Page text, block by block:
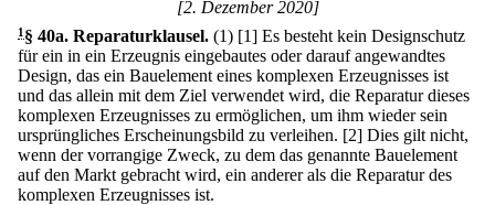
[2. Dezember 2020]
1 § 40a. Reparaturklausel. (1) [1] Es besteht kein Designschutz
für ein in ein Erzeugnis eingebautes oder darauf angewandtes
Design, das ein Bauelement eines komplexen Erzeugnisses ist
und das allein mit dem Ziel verwendet wird, die Reparatur dieses
komplexen Erzeugnisses zu ermöglichen, um ihm wieder sein
ursprüngliches Erscheinungsbild zu verleihen. [2] Dies gilt nicht,
wenn der vorrangige Zweck, zu dem das genannte Bauelement
auf den Markt gebracht wird, ein anderer als die Reparatur des
komplexen Erzeugnisses ist.